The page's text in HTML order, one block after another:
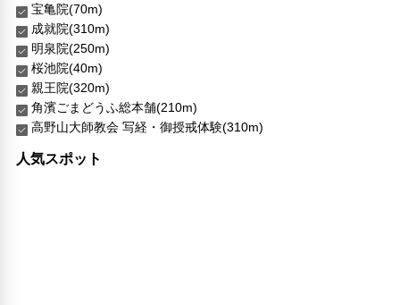
宝亀院(70m)
成就院(310m)
明泉院(250m)
桜池院(40m)
親王院(320m)
角濱ごまどうふ総本舗(210m)
高野山大師教会 写経・御授戒体験(310m)
人気スポット